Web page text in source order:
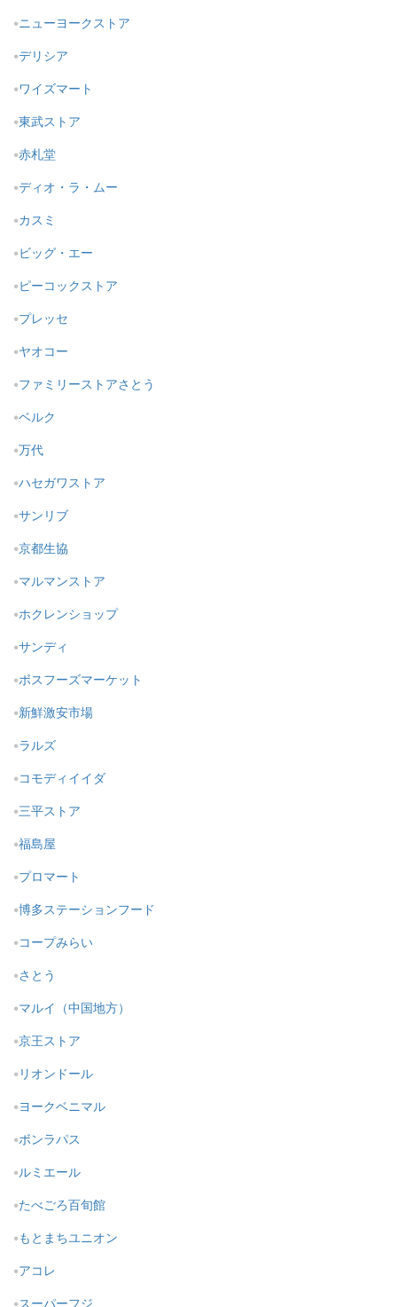
ニューヨークストア
デリシア
ワイズマート
東武ストア
赤札堂
ディオ・ラ・ムー
カスミ
ビッグ・エー
ピーコックストア
プレッセ
ヤオコー
ファミリーストアさとう
ベルク
万代
ハセガワストア
サンリブ
京都生協
マルマンストア
ホクレンショップ
サンディ
ボスフーズマーケット
新鮮激安市場
ラルズ
コモディイイダ
三平ストア
福島屋
プロマート
博多ステーションフード
コープみらい
さとう
マルイ（中国地方）
京王ストア
リオンドール
ヨークベニマル
ボンラパス
ルミエール
たべごろ百旬館
もとまちユニオン
アコレ
スーパーフジ